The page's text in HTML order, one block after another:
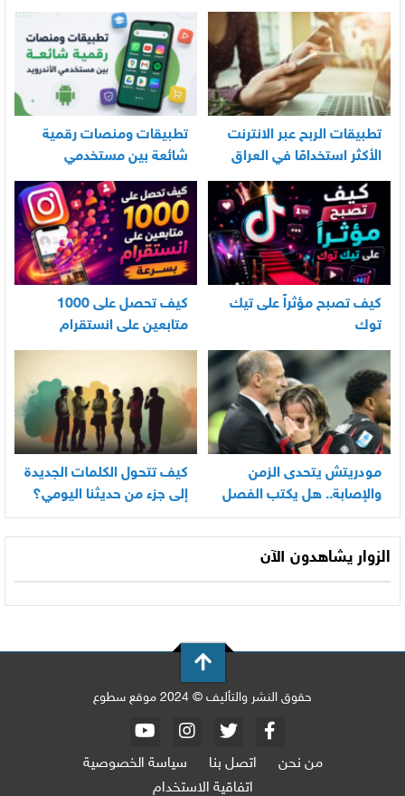
العناية اليومية بالرضيع
تطبيقات الربح عبر الانترنت
الأكثر استخدامًا في العراق
تطبيقات ومنصات رقمية
شائعة بين مستخدمي
الأندرويد
كيف تصبح مؤثراً على تيك
توك
كيف تحصل على 1000
متابعين على انستقرام
بسرعة
مودريتش يتحدى الزمن
والإصابة.. هل يكتب الفصل
الأخير في أسطورته
المونديالية؟
كيف تتحول الكلمات الجديدة
إلى جزء من حديثنا اليومي؟
الزوار يشاهدون الآن
حقوق النشر والتأليف © 2024 موقع سطوع
من نحن اتصل بنا
سياسة الخصوصية
اتفاقية الاستخدام